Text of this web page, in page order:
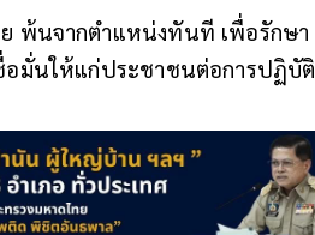
พ้นจากตำแหน่งทันที เพื่อรักษา
อมั่นให้แก่ประชาชนต่อการปฏิบัติ